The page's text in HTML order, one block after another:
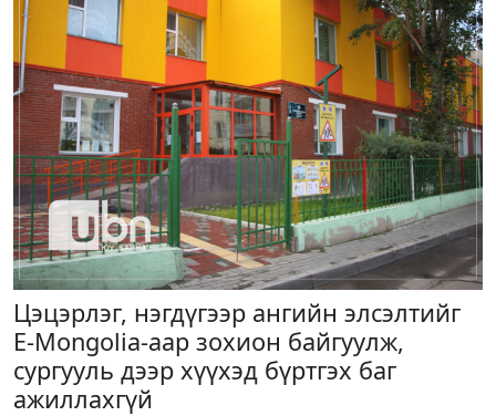
Цэцэрлэг, нэгдүгээр ангийн элсэлтийг
E-Mongolia-аар зохион байгуулж,
сургууль дээр хүүхэд бүртгэх баг
ажиллахгүй